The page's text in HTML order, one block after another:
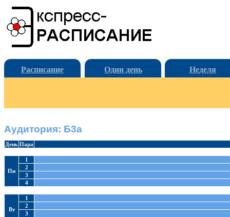
Расписание Один день Неделя
Аудитория: Б3а
День Пара
Пн
1
2
3
4
Вт
1
2
3